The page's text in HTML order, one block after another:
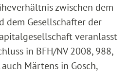
zwischen dem
dem Gesellschafter der
veranlasst
in BFH/NV 2008, 988,
Märtens in Gosch,